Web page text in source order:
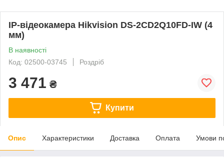
IP-відеокамера Hikvision DS-2CD2Q10FD-IW (4
мм)
В наявності
Код: 02500-03745
Роздріб
3 471 ₴
Купити
Опис Характеристики Доставка Оплата Умови